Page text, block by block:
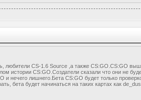
любители CS-1.6 Source ,а также CS:GO.CS:GO
истории CS:GO.Создатели сказали что они не
и нечего лишнего.Бета CS:GO будет только
бета будет начинаться на таких картах как